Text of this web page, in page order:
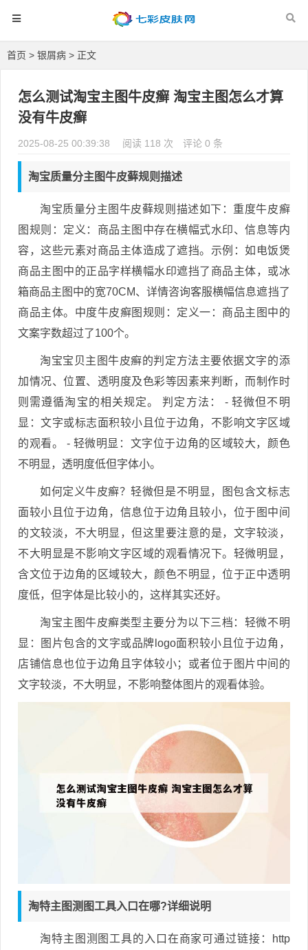
首页 > 银屑病 > 正文
怎么测试淘宝主图牛皮癣 淘宝主图怎么才算
没有牛皮癣
2025-08-25 00:39:38 阅读 118 次 评论 0 条
淘宝质量分主图牛皮藓规则描述
淘宝质量分主图牛皮藓规则描述如下：重度牛皮癣
图规则：定义：商品主图中存在横幅式水印、信息等内
容，这些元素对商品主体造成了遮挡。示例：如电饭煲
商品主图中的正品字样横幅水印遮挡了商品主体，或冰
箱商品主图中的宽70CM、详情咨询客服横幅信息遮挡了
商品主体。中度牛皮癣图规则：定义一：商品主图中的
文案字数超过了100个。
淘宝宝贝主图牛皮癣的判定方法主要依据文字的添
加情况、位置、透明度及色彩等因素来判断，而制作时
则需遵循淘宝的相关规定。 判定方法： - 轻微但不明
显：文字或标志面积较小且位于边角，不影响文字区域
的观看。 - 轻微明显：文字位于边角的区域较大，颜色
不明显，透明度低但字体小。
如何定义牛皮癣？轻微但是不明显，图包含文标志
面较小且位于边角，信息位于边角且较小，位于图中间
的文较淡，不大明显，但这里要注意的是，文字较淡，
不大明显是不影响文字区域的观看情况下。轻微明显，
含文位于边角的区域较大，颜色不明显，位于正中透明
度低，但字体是比较小的，这样其实还好。
淘宝主图牛皮癣类型主要分为以下三档：轻微不明
显：图片包含的文字或品牌logo面积较小且位于边角，
店铺信息也位于边角且字体较小；或者位于图片中间的
文字较淡，不大明显，不影响整体图片的观看体验。
淘特主图测图工具入口在哪?详细说明
淘特主图测图工具的入口在商家可通过链接：http